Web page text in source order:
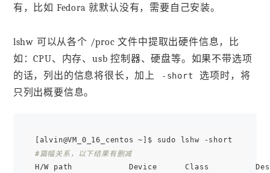
有，比如 Fedora 就默认没有，需要自己安装。
lshw 可以从各个 /proc 文件中提取出硬件信息，比
如：CPU、内存、usb 控制器、硬盘等。如果不带选项
的话，列出的信息将很长，加上
-short
选项时，将
只列出概要信息。
#篇幅关系，以下结果有删减
H/W path            Device      Class